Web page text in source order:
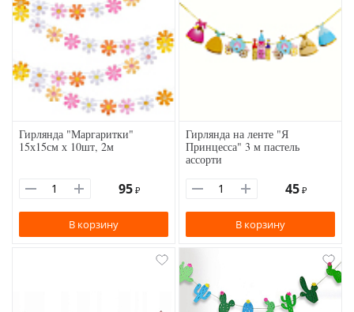
Гирлянда "Маргаритки"
15х15см х 10шт, 2м
95 ₽
В корзину
Гирлянда на ленте "Я
Принцесса" 3 м пастель
ассорти
45 ₽
В корзину